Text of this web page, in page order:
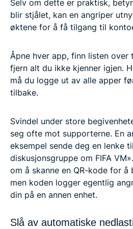
Selv om dette er praktisk,
blir stjålet, kan en angriper
øktene for å få tilgang til
Åpne hver app, finn listen over
fjern alt du ikke kjenner igjen.
må du logge ut av alle apper
tilbake.
Svindel under store
seg ofte mot supporterne. En
eksempel sende deg en lenke
diskusjonsgruppe om FIFA
om å skanne en QR-kode for å
men koden logger egentlig
din på en annen enhet.
Slå av automatiske